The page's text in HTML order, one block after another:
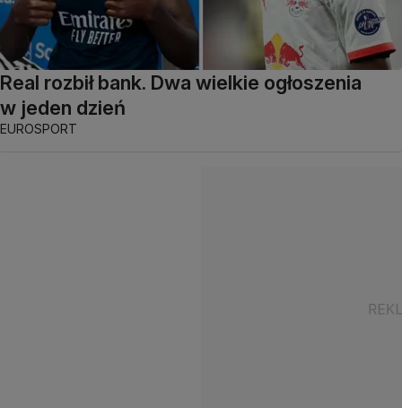
Real rozbił bank. Dwa wielkie ogłoszenia
w jeden dzień
EUROSPORT